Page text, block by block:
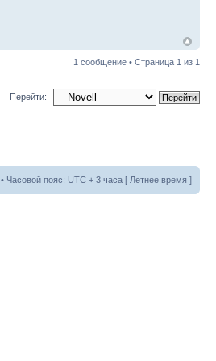
1 сообщение • Страница 1 из 1
Перейти:
• Часовой пояс: UTC + 3 часа [ Летнее время ]